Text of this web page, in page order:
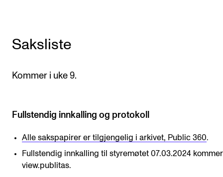
New at the Academy
STAFF SUPPORT
Canvas
Communication
All of Staff Support
Saksliste
Kommer i uke 9.
Fullstendig innkalling og protokoll
Alle sakspapirer er tilgjengelig i arkivet, Public 360.
Fullstendig innkalling til styremøtet 07.03.2024
view.publitas.